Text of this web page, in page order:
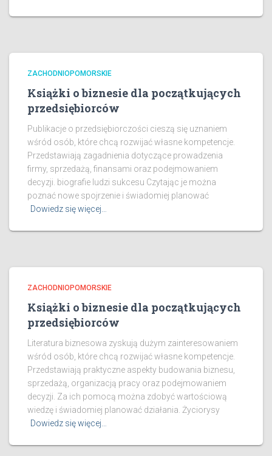
ZACHODNIOPOMORSKIE
Książki o biznesie dla początkujących
przedsiębiorców
Publikacje o przedsiębiorczości cieszą się uznaniem
wśród osób, które chcą rozwijać własne kompetencje.
Przedstawiają zagadnienia dotyczące prowadzenia
firmy, sprzedażą, finansami oraz podejmowaniem
decyzji. biografie ludzi sukcesu Czytając je można
poznać nowe spojrzenie i świadomiej planować
Dowiedz się więcej…
ZACHODNIOPOMORSKIE
Książki o biznesie dla początkujących
przedsiębiorców
Literatura biznesowa zyskują dużym zainteresowaniem
wśród osób, które chcą rozwijać własne kompetencje.
Przedstawiają praktyczne aspekty budowania biznesu,
sprzedażą, organizacją pracy oraz podejmowaniem
decyzji. Za ich pomocą można zdobyć wartościową
wiedzę i świadomiej planować działania. Życiorysy
Dowiedz się więcej…